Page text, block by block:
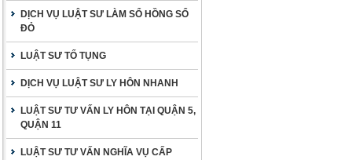
DỊCH VỤ LUẬT SƯ LÀM SỔ HỒNG SỔ
ĐỎ
LUẬT SƯ TỐ TỤNG
DỊCH VỤ LUẬT SƯ LY HÔN NHANH
LUẬT SƯ TƯ VẤN LY HÔN TẠI QUẬN 5,
QUẬN 11
LUẬT SƯ TƯ VẤN NGHĨA VỤ CẤP